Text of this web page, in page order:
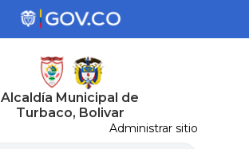
Alcaldía Municipal de
Turbaco, Bolivar
Administrar sitio